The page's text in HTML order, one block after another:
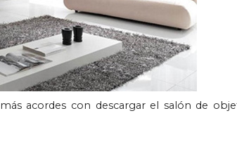
acordes con descargar el salón de